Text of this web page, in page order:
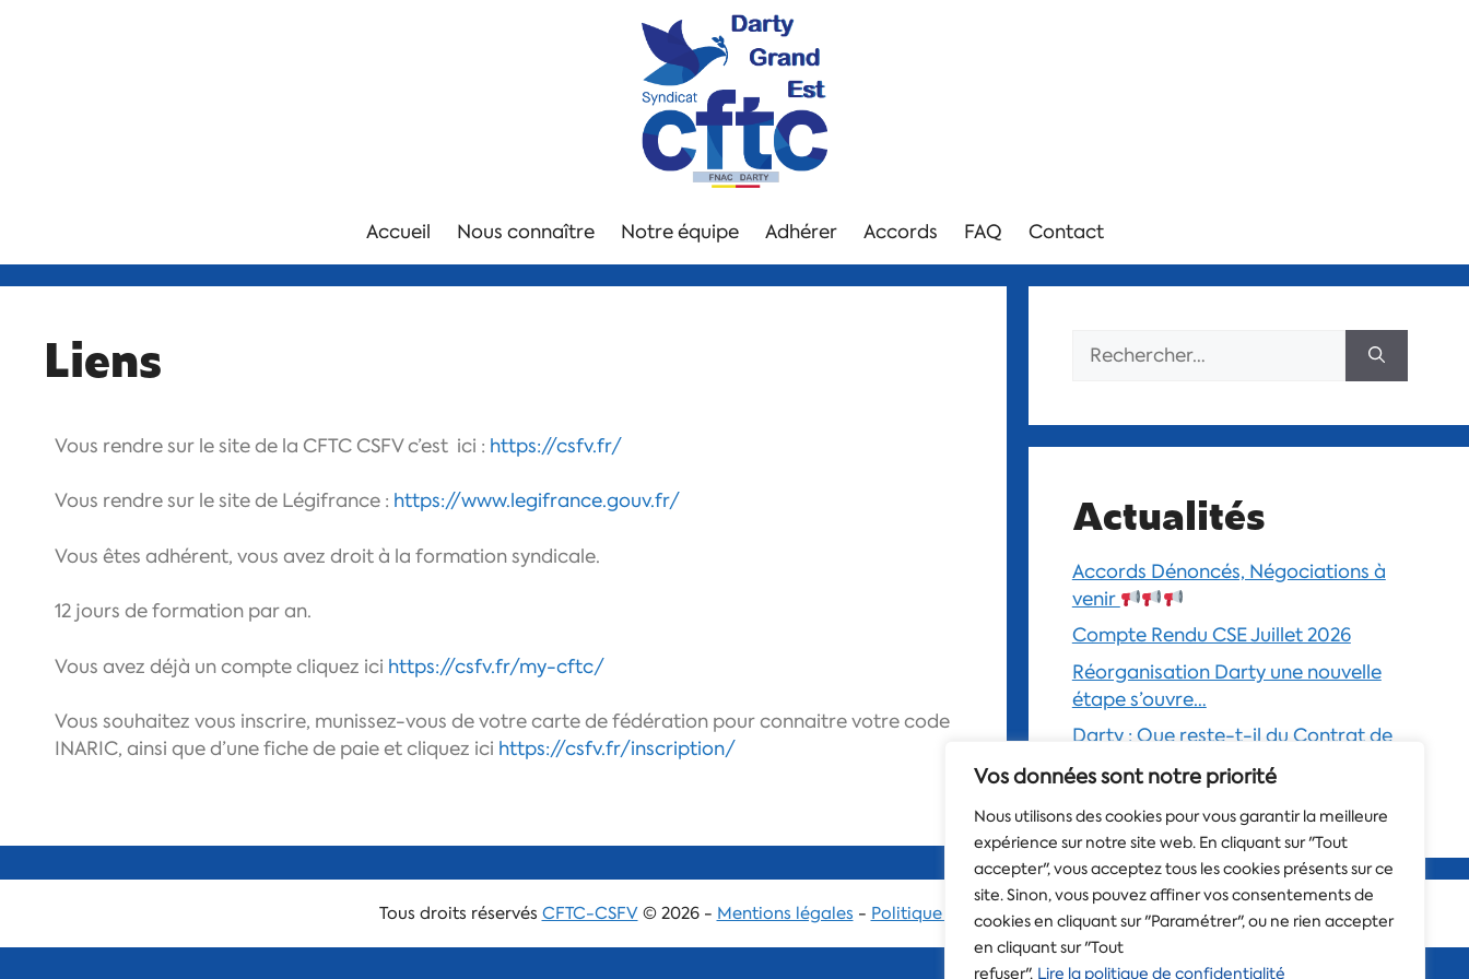
Vos données sont notre priorité
Nous utilisons des cookies pour vous garantir la meilleure
expérience sur notre site web. En cliquant sur "Tout
accepter", vous acceptez tous les cookies présents sur ce
site. Sinon, vous pouvez affiner vos consentements de
cookies en cliquant sur "Paramétrer", ou ne rien accepter
en cliquant sur "Tout
refuser". Lire la politique de confidentialité
Accueil Nous connaître Notre équipe Adhérer Accords FAQ Contact
Liens
Vous rendre sur le site de la CFTC CSFV c’est ici : https://csfv.fr/
Vous rendre sur le site de Légifrance : https://www.legifrance.gouv.fr/
Vous êtes adhérent, vous avez droit à la formation syndicale.
12 jours de formation par an.
Vous avez déjà un compte cliquez ici https://csfv.fr/my-cftc/
Vous souhaitez vous inscrire, munissez-vous de votre carte de fédération pour connaitre votre code
INARIC, ainsi que d’une fiche de paie et cliquez ici https://csfv.fr/inscription/
Actualités
Accords Dénoncés, Négociations à
venir
Compte Rendu CSE Juillet 2026
Réorganisation Darty une nouvelle
étape s’ouvre…
Darty : Que reste-t-il du Contrat de
Confiance ?
Tous droits réservés CFTC-CSFV© 2026 - Mentions légales - Politique de confidentialité